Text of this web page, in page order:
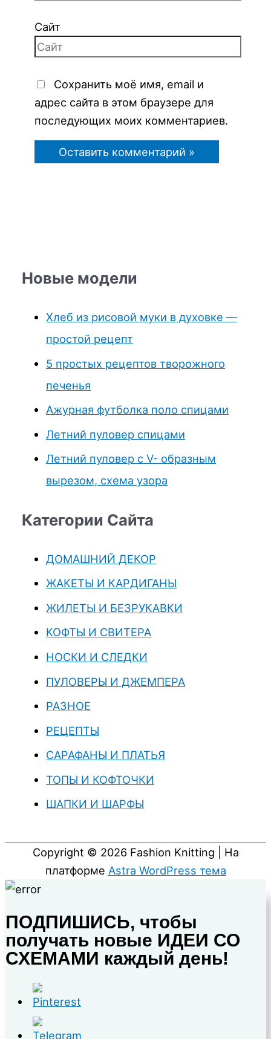
Сайт
Сохранить моё имя, email и
адрес сайта в этом браузере для
последующих моих комментариев.
Новые модели
Хлеб из рисовой муки в духовке —
простой рецепт
5 простых рецептов творожного
печенья
Ажурная футболка поло спицами
Летний пуловер спицами
Летний пуловер с V- образным
вырезом, схема узора
Категории Сайта
ДОМАШНИЙ ДЕКОР
ЖАКЕТЫ И КАРДИГАНЫ
ЖИЛЕТЫ И БЕЗРУКАВКИ
КОФТЫ И СВИТЕРА
НОСКИ И СЛЕДКИ
ПУЛОВЕРЫ И ДЖЕМПЕРА
РАЗНОЕ
РЕЦЕПТЫ
САРАФАНЫ И ПЛАТЬЯ
ТОПЫ И КОФТОЧКИ
ШАПКИ И ШАРФЫ
Copyright © 2026 Fashion Knitting | На
платформе Astra WordPress тема
ПОДПИШИСЬ, чтобы
получать новые ИДЕИ СО
СХЕМАМИ каждый день!